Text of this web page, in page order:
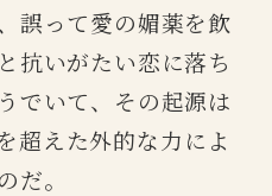
誤って愛の媚薬を飲
抗いがたい恋に落ち
でいて、その起源は
えた外的な力によ
だ。